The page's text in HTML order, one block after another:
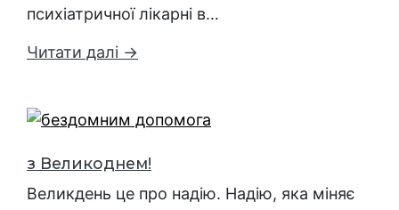
психіатричної лікарні в…
Читати далі →
з Великоднем!
Великдень це про надію. Надію, яка міняє